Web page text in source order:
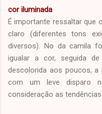
cor iluminada
É importante ressaltar que
claro (diferentes tons
diversos). No da camila
igualar a cor, seguida
descolorida aos poucos,
com um leve disparo
consideração as